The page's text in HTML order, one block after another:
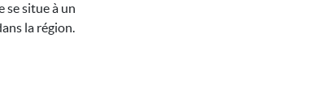
se situe à un
la région.